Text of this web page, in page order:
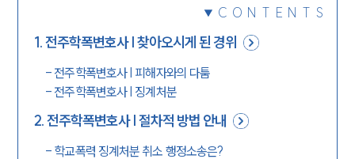
CONTENTS
1.전주학폭변호사 | 찾아오시게 된 경위
- 전주학폭변호사 | 피해자와의 다툼
- 전주학폭변호사 | 징계처분
2.전주학폭변호사 | 절차적 방법 안내
- 학교폭력 징계처분 취소 행정소송은?